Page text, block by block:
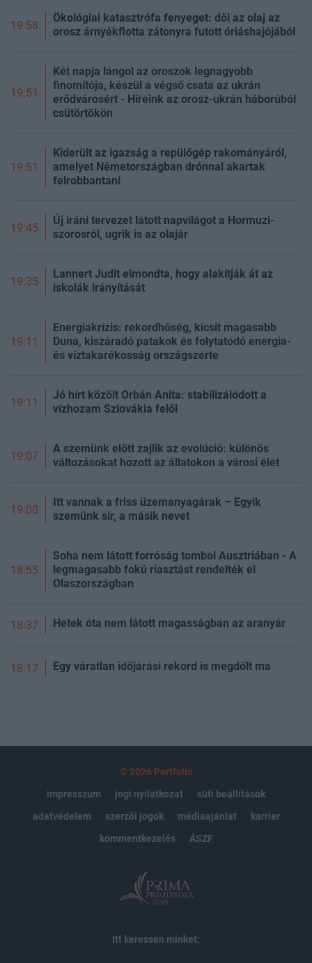
19:58
Ökológiai katasztrófa fenyeget: dől az olaj az
orosz árnyékflotta zátonyra futott óriáshajójából
19:51
Két napja lángol az oroszok legnagyobb
finomítója, készül a végső csata az ukrán
erődvárosért - Híreink az orosz-ukrán háborúból
csütörtökön
19:51
Kiderült az igazság a repülőgép rakományáról,
amelyet Németországban drónnal akartak
felrobbantani
19:45
Új iráni tervezet látott napvilágot a Hormuzi-
szorosról, ugrik is az olajár
19:35
Lannert Judit elmondta, hogy alakítják át az
iskolák irányítását
19:11
Energiakrízis: rekordhőség, kicsit magasabb
Duna, kiszáradó patakok és folytatódó energia-
és víztakarékosság országszerte
19:11
Jó hírt közölt Orbán Anita: stabilizálódott a
vízhozam Szlovákia felől
19:07
A szemünk előtt zajlik az evolúció: különös
változásokat hozott az állatokon a városi élet
19:00
Itt vannak a friss üzemanyagárak – Egyik
szemünk sír, a másik nevet
18:55
Soha nem látott forróság tombol Ausztriában - A
legmagasabb fokú riasztást rendelték el
Olaszországban
18:37 Hetek óta nem látott magasságban az aranyár
18:17 Egy váratlan időjárási rekord is megdőlt ma
© 2026 Portfolio
impresszum
jogi nyilatkozat
süti beállítások
adatvédelem
szerzői jogok médiaajánlat
karrier
kommentkezelés
ÁSZF
Itt keressen minket: